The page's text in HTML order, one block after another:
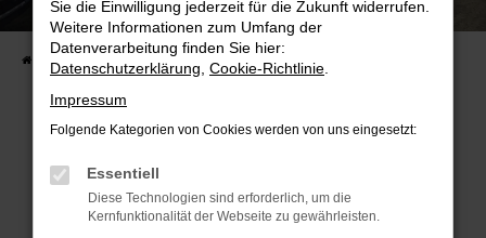
Entdecken Sie unsere sofort verfügbaren
Fahrzeugangebote
Fehler: Network Error
Beim Laden ist ein Fehler aufgetreten.
Hier sind ein paar Tipps, die dir helfen können:
Sie die Einwilligung jederzeit für die Zukunft widerrufen.
Weitere Informationen zum Umfang der
Datenverarbeitung finden Sie hier:
Datenschutzerklärung Cookie-Richtlinie
Impressum
Folgende Kategorien von Cookies werden von uns eingesetzt:
Essentiell
Diese Technologien sind erforderlich, um die
Kernfunktionalität der Webseite zu gewährleisten.